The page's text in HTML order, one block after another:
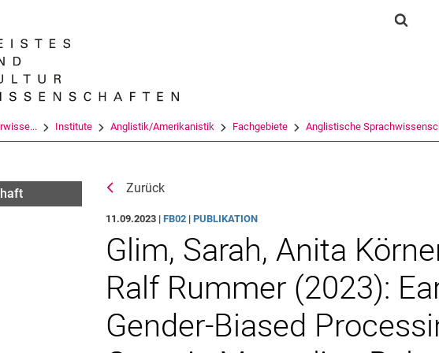
Springe direkt zu: Inhalt
Springe direkt zu: Suche
Springe direkt zu:
Suchbegriff
Institute Anglistik/Amerikanistik Fachgebiete Anglistische
Zurück
11.09.2023 |FB02 |PUBLIKATION
Glim, Sarah, Anita
Ralf Rummer (2023):
Gender-Biased